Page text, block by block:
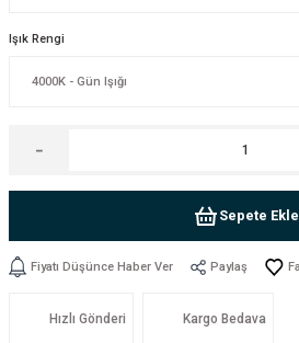
Işık Rengi
Sepete Ekle
Fiyatı Düşünce Haber Ver Paylaş
Hızlı Gönderi Kargo Bedava